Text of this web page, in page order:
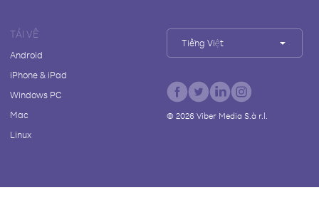
TẢI VỀ
Android
iPhone & iPad
Windows PC
Mac
Linux
Tiếng Việt
© 2026Viber Media S.à r.l.